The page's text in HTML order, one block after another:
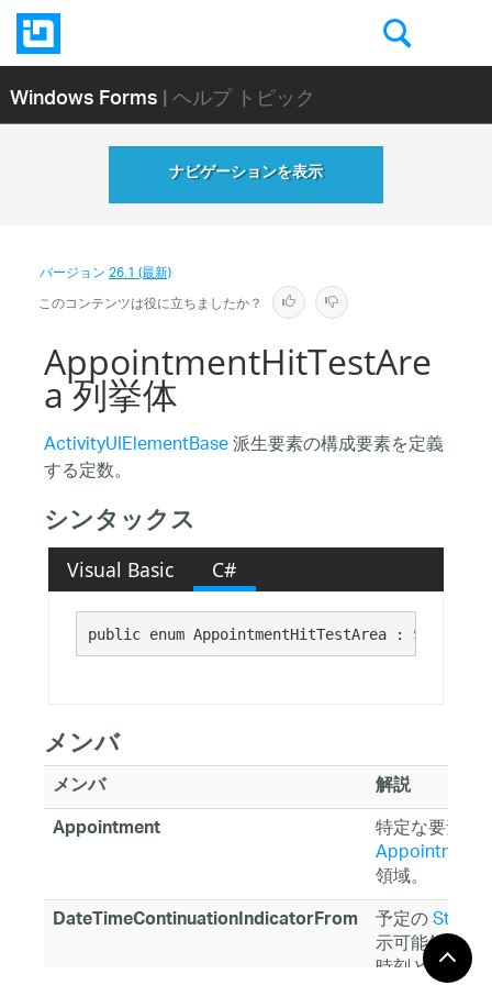
Windows Forms| ヘルプ トピック
ナビゲーションを表示
バージョン26.1 (最新)
このコンテンツは役に立ちましたか？
AppointmentHitTestAre
a 列挙体
ActivityUIElementBase派生要素の構成要素を定義
する定数。
シンタックス
Visual Basic C#
public enum AppointmentHitTestArea :
メンバ
メンバ
解説
Appointment
特定な要素と
領域。
DateTimeContinuationIndicatorFrom 予定の
示可能領域の
時刻と一致す